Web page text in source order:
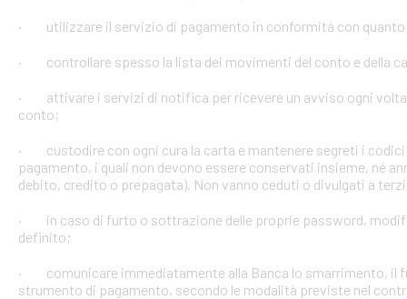
· utilizzare il servizio di pagamento in conformità con
· controllare spesso la lista dei movimenti del conto e della
· attivare i servizi di notifica per ricevere un avviso ogni
conto;
· custodire con ogni cura la carta e mantenere segreti i
pagamento, i quali non devono essere conservati insieme, né
debito, credito o prepagata). Non vanno ceduti o divulgati a
· in caso di furto o sottrazione delle proprie password,
definito;
· comunicare immediatamente alla Banca lo smarrimento, il
strumento di pagamento, secondo le modalità previste nel